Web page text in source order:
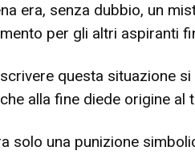
era, senza dubbio, un
per gli altri aspiranti
questa situazione
alla fine diede origine al
solo una punizione